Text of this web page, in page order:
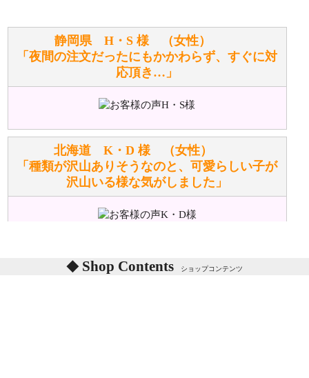
お任せください！それは当店が謡っています「おも
てなしの心」で対応させていただきます。
シュタイフのぬいぐるみは洗濯できますか？ ぬいぐ
るみのお手入れ方法を教えてください。
詳しくはこちら をご覧ください。
ぬいぐるみの耳に付いているボタンやタグに、何か意
味などがありますか？
詳しくはこちらをご覧ください。
静岡県 H・S 様 （女性）
「夜間の注文だったにもかかわらず、すぐに対
応頂き…」
北海道 K・D 様 （女性）
「種類が沢山ありそうなのと、可愛らしい子が
沢山いる様な気がしました」
東京都 M・K 様 （女性）
「対応はどちらも丁寧でした。値段と他の融通
Shop Contents ショップコンテンツ